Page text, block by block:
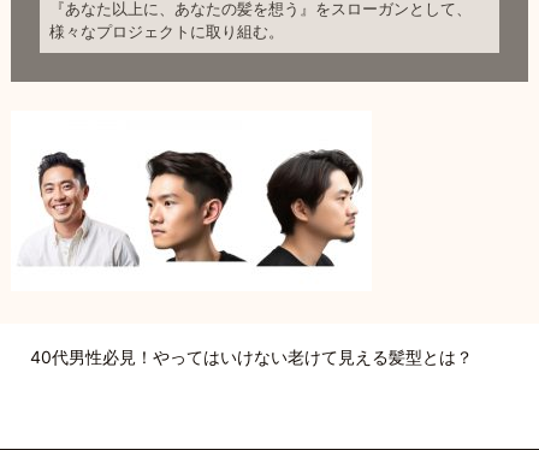
『あなた以上に、あなたの髪を想う』をスローガンとして、
様々なプロジェクトに取り組む。
40代男性必見！やってはいけない老けて見える髪型とは？